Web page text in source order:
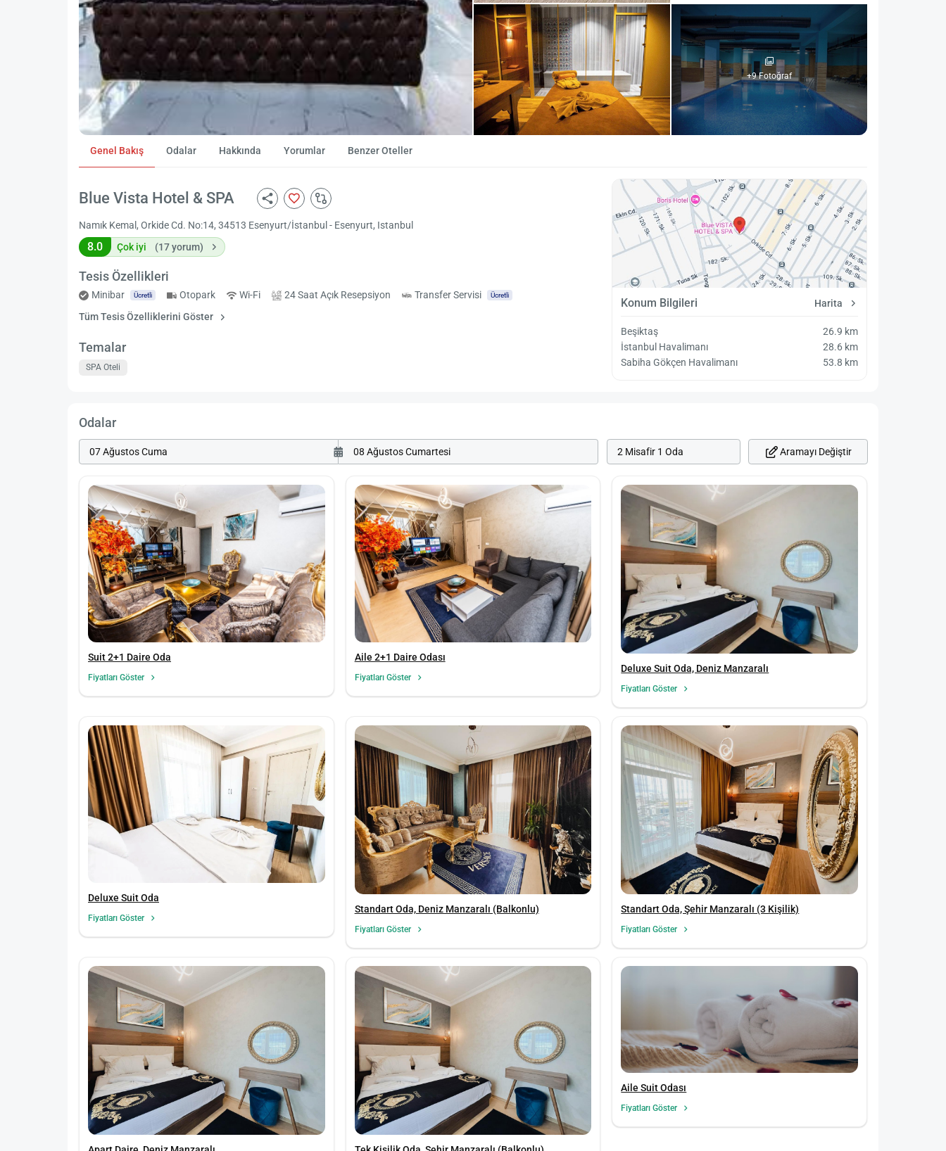
+9 Fotoğraf
Genel Bakış Odalar Hakkında Yorumlar Benzer Oteller
Blue Vista Hotel & SPA
Namık Kemal, Orkide Cd. No:14, 34513 Esenyurt/İstanbul - Esenyurt, Istanbul
8.0 Çok iyi (17 yorum)
Tesis Özellikleri
Minibar Ücretli Otopark Wi-Fi 24 Saat Açık Resepsiyon Transfer Servisi Ücretli
Tüm Tesis Özelliklerini Göster
Temalar
SPA Oteli
Konum Bilgileri Harita
Beşiktaş
26.9 km
İstanbul Havalimanı
28.6 km
Sabiha Gökçen Havalimanı
53.8 km
Odalar
2 Misafir 1 Oda Aramayı Değiştir
Suit 2+1 Daire Oda
Fiyatları Göster
Aile 2+1 Daire Odası
Fiyatları Göster
Deluxe Suit Oda, Deniz Manzaralı
Fiyatları Göster
Deluxe Suit Oda
Fiyatları Göster
Standart Oda, Deniz Manzaralı (Balkonlu)
Fiyatları Göster
Standart Oda, Şehir Manzaralı (3 Kişilik)
Fiyatları Göster
Aile Suit Odası
Fiyatları Göster